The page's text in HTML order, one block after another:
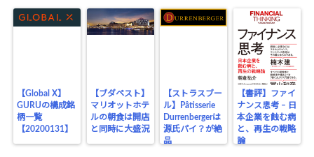
【Global X】
GURUの構成銘
柄一覧
【20200131】
【ブダペスト】
マリオットホテ
ルの朝食は開店
と同時に大盛況
【ストラスブー
ル】Pâtisserie
Durrenbergerは
源氏パイ？が絶
品
【書評】ファイ
ナンス思考 – 日
本企業を蝕む病
と、再生の戦略
論